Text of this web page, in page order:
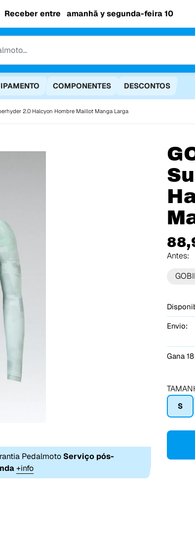
Receber entre amanhã y segunda-feira 10
COMPONENTES DESCONTOS
2.0 Halcyon Hombre Maillot Manga Larga
Antes:
Envio:
Gana
S
Pedalmoto Serviço pós-
+info